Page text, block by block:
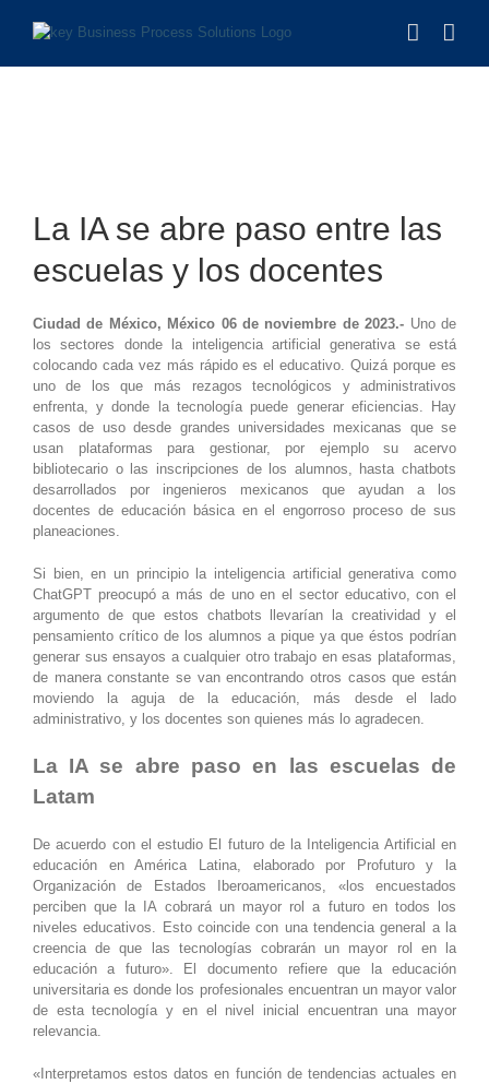
más
La IA se abre paso entre las
escuelas y los docentes
Ciudad de México, México 06 de noviembre de 2023.- Uno de
los sectores donde la inteligencia artificial generativa se está
colocando cada vez más rápido es el educativo. Quizá porque es
uno de los que más rezagos tecnológicos y administrativos
enfrenta, y donde la tecnología puede generar eficiencias. Hay
casos de uso desde grandes universidades mexicanas que se
usan plataformas para gestionar, por ejemplo su acervo
bibliotecario o las inscripciones de los alumnos, hasta chatbots
desarrollados por ingenieros mexicanos que ayudan a los
docentes de educación básica en el engorroso proceso de sus
planeaciones.
Si bien, en un principio la inteligencia artificial generativa como
ChatGPT preocupó a más de uno en el sector educativo, con el
argumento de que estos chatbots llevarían la creatividad y el
pensamiento crítico de los alumnos a pique ya que éstos podrían
generar sus ensayos a cualquier otro trabajo en esas plataformas,
de manera constante se van encontrando otros casos que están
moviendo la aguja de la educación, más desde el lado
administrativo, y los docentes son quienes más lo agradecen.
La IA se abre paso en las escuelas de
Latam
De acuerdo con el estudio El futuro de la Inteligencia Artificial en
educación en América Latina, elaborado por Profuturo y la
Organización de Estados Iberoamericanos, «los encuestados
perciben que la IA cobrará un mayor rol a futuro en todos los
niveles educativos. Esto coincide con una tendencia general a la
creencia de que las tecnologías cobrarán un mayor rol en la
educación a futuro». El documento refiere que la educación
universitaria es donde los profesionales encuentran un mayor valor
de esta tecnología y en el nivel inicial encuentran una mayor
relevancia.
«Interpretamos estos datos en función de tendencias actuales en